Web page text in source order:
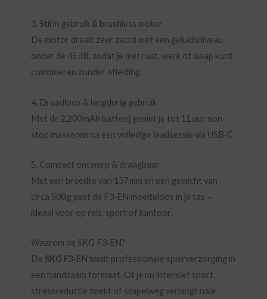
3. Stil in gebruik & brushless motor
De motor draait zeer zacht met een geluidsniveau
onder de 45 dB, zodat je met rust, werk of slaap kunt
combineren zonder afleiding.
4. Draadloos & langdurig gebruik
Met de 2.200 mAh batterij geniet je tot 11 uur non-
stop masseren na een volledige laadsessie via USB‑C.
5. Compact ontwerp & draagbaar
Met een breedte van 137 mm en een gewicht van
circa 500 g past de F3‑EN moeiteloos in je tas –
ideaal voor op reis, sport of kantoor.
Waarom de SKG F3‑EN?
De SKG F3‑EN biedt professionele spierverzorging in
een handzaam formaat. Of je nu intensief sport,
stressreductie zoekt of simpelweg verlangt naar